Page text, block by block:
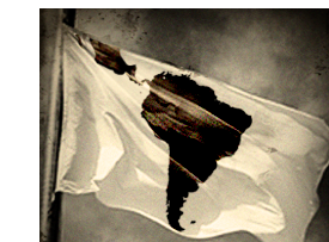
Barra
lateral
del
artículo